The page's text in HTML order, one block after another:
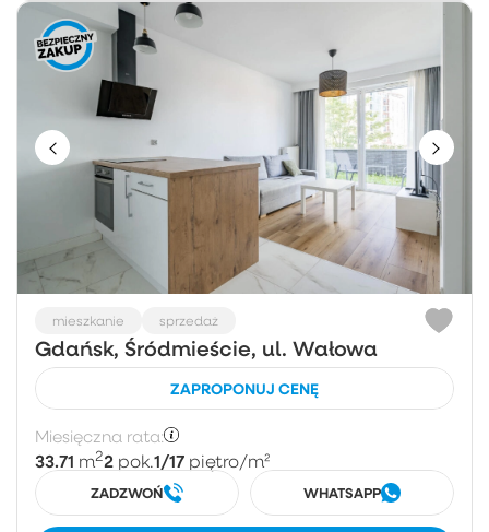
mieszkanie sprzedaż
Gdańsk, Śródmieście, ul. Wałowa
ZAPROPONUJ CENĘ
Miesięczna rata:
33.71 m22 pok.1/17 piętro/m²
ZADZWOŃ WHATSAPP